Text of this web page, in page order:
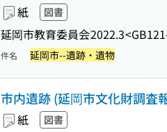
紙 図書
延岡市教育委員会2022.3
件名 延岡市--遺跡・遺物
市内遺跡 (延岡市文化財調査
紙 図書